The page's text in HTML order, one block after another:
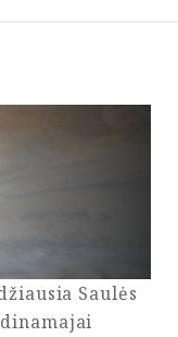
Saulės